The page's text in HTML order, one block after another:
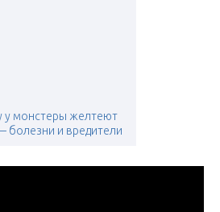
у монстеры желтеют
болезни и вредители